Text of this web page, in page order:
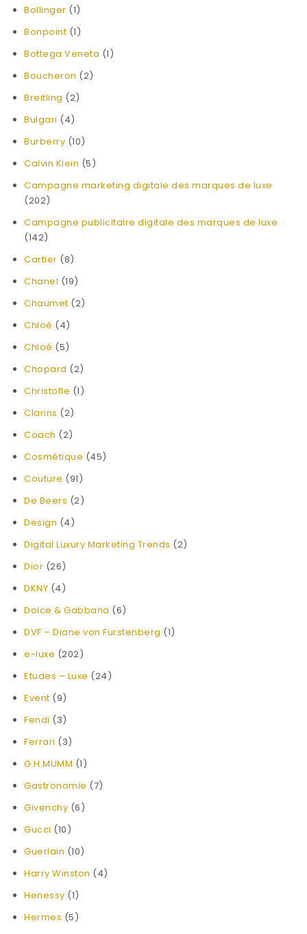
Bollinger (1)
Bonpoint (1)
Bottega Veneta (1)
Boucheron (2)
Breitling (2)
Bulgari (4)
Burberry (10)
Calvin Klein (5)
Campagne marketing digitale des marques de luxe
(202)
Campagne publicitaire digitale des marques de luxe
(142)
Cartier (8)
Chanel (19)
Chaumet (2)
Chloé (4)
Chloé (5)
Chopard (2)
Christofle (1)
Clarins (2)
Coach (2)
Cosmétique (45)
Couture (91)
De Beers (2)
Design (4)
Digital Luxury Marketing Trends (2)
Dior (26)
DKNY (4)
Dolce & Gabbana (6)
DVF – Diane von Furstenberg (1)
e-luxe (202)
Etudes – Luxe (24)
Event (9)
Fendi (3)
Ferrari (3)
G.H.MUMM (1)
Gastronomie (7)
Givenchy (6)
Gucci (10)
Guerlain (10)
Harry Winston (4)
Henessy (1)
Hermes (5)